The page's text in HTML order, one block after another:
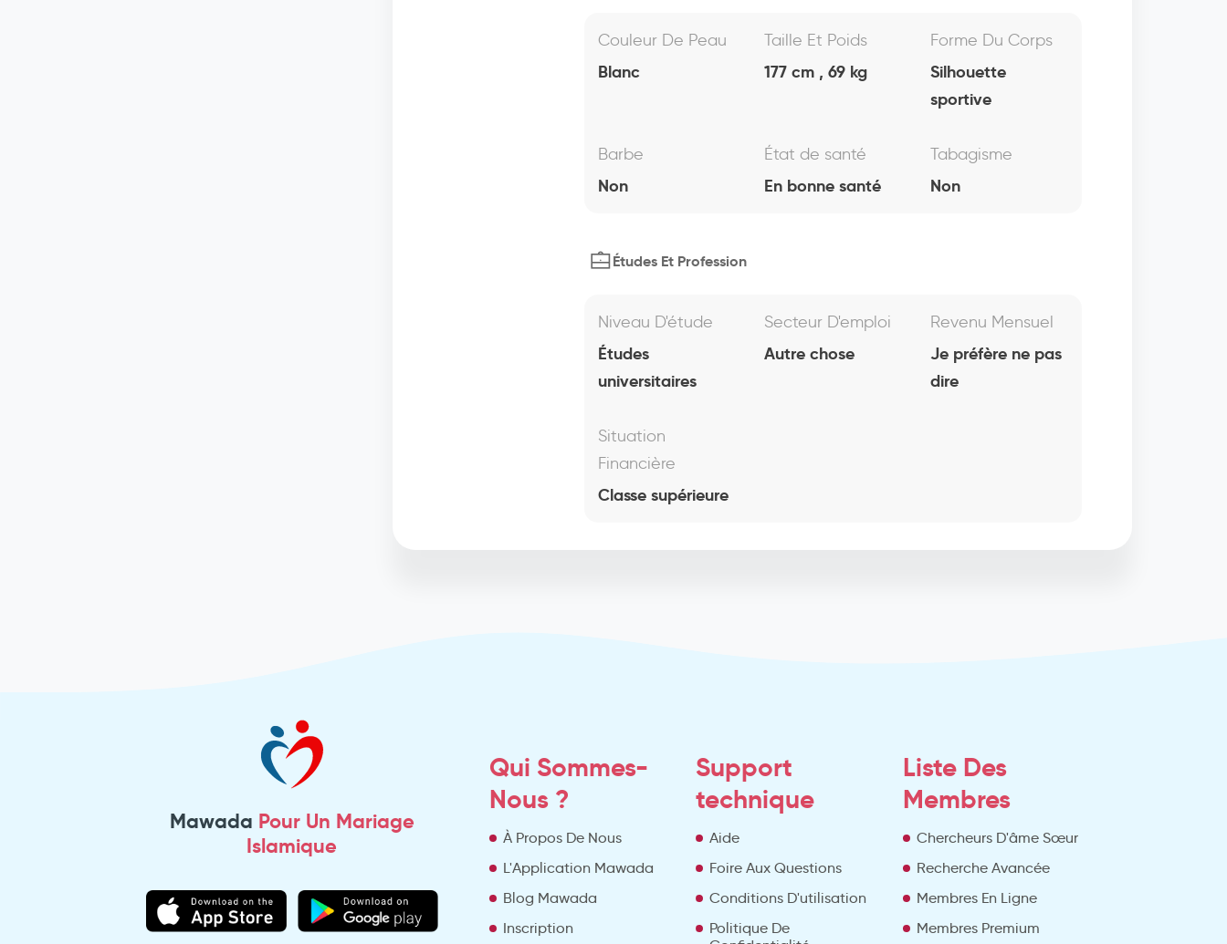
Couleur De Peau
Blanc
Taille Et Poids
177 cm , 69 kg
Forme Du Corps
Silhouette
sportive
Barbe
Non
État de santé
En bonne santé
Tabagisme
Non
Études Et Profession
Niveau D'étude
Études
universitaires
Secteur D'emploi
Autre chose
Revenu Mensuel
Je préfère ne pas
dire
Situation
Financière
Classe supérieure
Mawada Pour Un Mariage
Islamique
Qui Sommes-
Nous ?
À Propos De Nous
L'Application Mawada
Blog Mawada
Inscription
Support
technique
Aide
Foire Aux Questions
Conditions D'utilisation
Politique De
Liste Des
Membres
Chercheurs D'âme Sœur
Recherche Avancée
Membres En Ligne
Membres Premium